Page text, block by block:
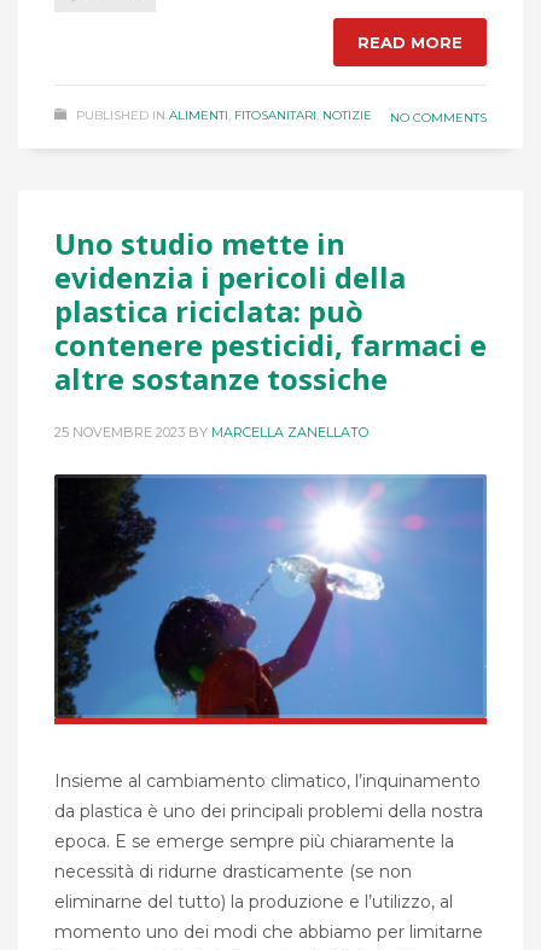
READ MORE
PUBLISHED IN ALIMENTI, FITOSANITARI, NOTIZIE NO COMMENTS
Uno studio mette in
evidenzia i pericoli della
plastica riciclata: può
contenere pesticidi, farmaci e
altre sostanze tossiche
25 NOVEMBRE 2023 BY MARCELLA ZANELLATO
Insieme al cambiamento climatico, l’inquinamento
da plastica è uno dei principali problemi della nostra
epoca. E se emerge sempre più chiaramente la
necessità di ridurne drasticamente (se non
eliminarne del tutto) la produzione e l’utilizzo, al
momento uno dei modi che abbiamo per limitarne